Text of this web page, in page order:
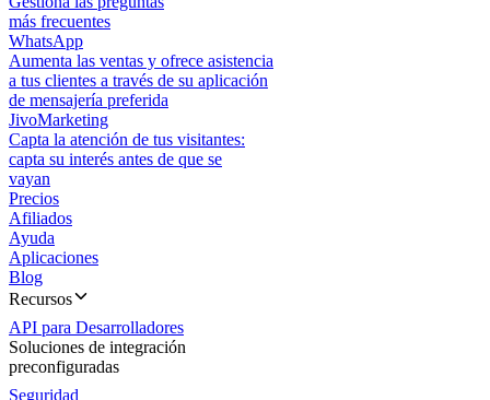
más frecuentes
WhatsApp
Aumenta las ventas y ofrece asistencia
a tus clientes a través de su aplicación
de mensajería preferida
JivoMarketing
Capta la atención de tus visitantes:
capta su interés antes de que se
vayan
Precios
Afiliados
Ayuda
Aplicaciones
Blog
Recursos
API para Desarrolladores
Soluciones de integración
preconfiguradas
Seguridad